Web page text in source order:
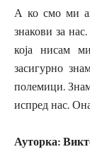
А ко смо ми
знакови за
која нисам
засигурно
полемици. Знам
испред нас.
Ауторка: